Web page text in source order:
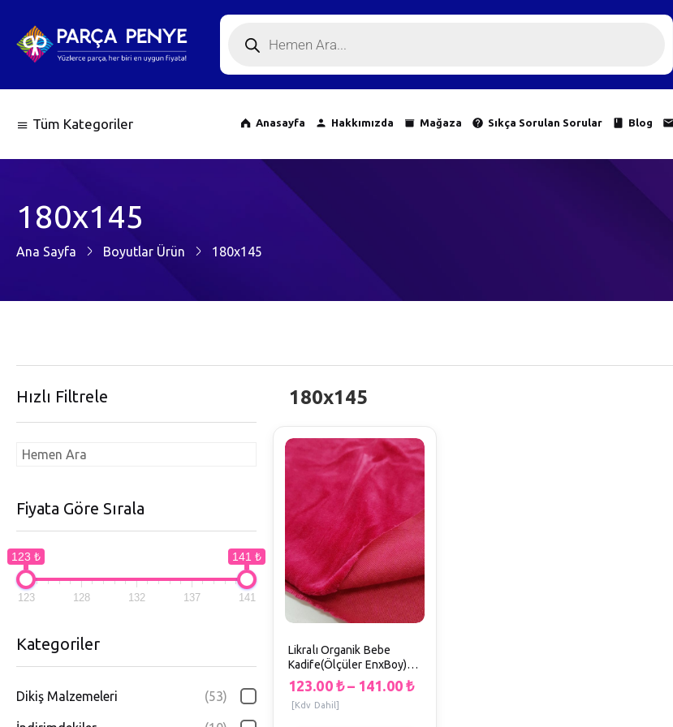
Tüm Kategoriler Anasayfa Hakkımızda Mağaza Sıkça Sorulan Sorular Blog
180x145
Ana Sayfa Boyutlar Ürün 180x145
Hızlı Filtrele
Fiyata Göre Sırala
123 ₺ 141 ₺
123 128 132 137 141
Kategoriler
Dikiş Malzemeleri (53)
180x145
Likralı Organik Bebe
Kadife(Ölçüler EnxBoy)
D1
123.00 ₺ – 141.00 ₺
[Kdv Dahil]